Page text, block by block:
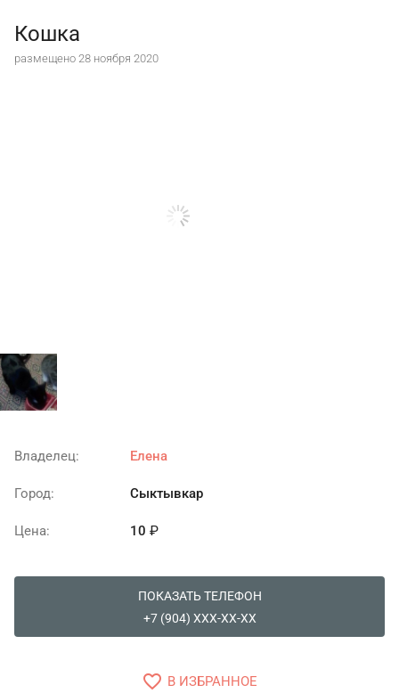
Кошка
размещено 28 ноября 2020
Владелец: Елена
Город: Сыктывкар
Цена: 10 ₽
ПОКАЗАТЬ ТЕЛЕФОН
+7 (904) XXX-XX-XX
favorite_border В ИЗБРАННОЕ